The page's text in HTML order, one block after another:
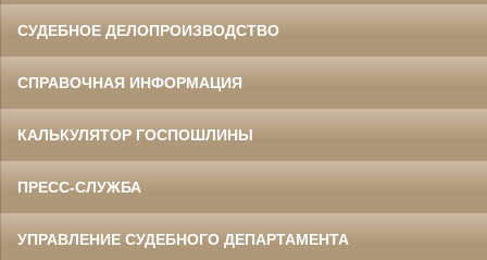
СУДЕБНОЕ ДЕЛОПРОИЗВОДСТВО
СПРАВОЧНАЯ ИНФОРМАЦИЯ
КАЛЬКУЛЯТОР ГОСПОШЛИНЫ
ПРЕСС-СЛУЖБА
УПРАВЛЕНИЕ СУДЕБНОГО ДЕПАРТАМЕНТА